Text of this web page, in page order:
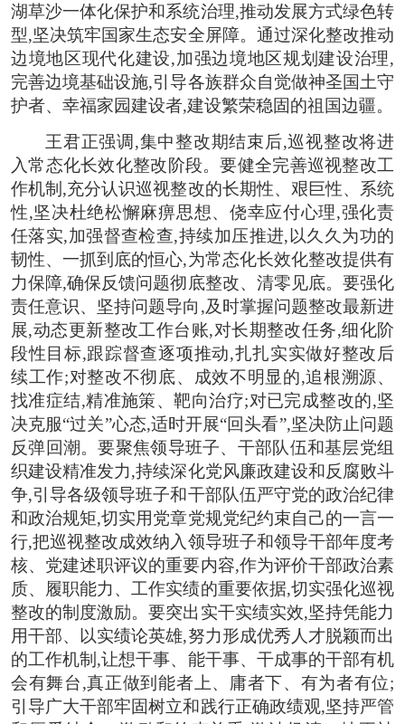
湖草沙一体化保护和系统治理,推动发展方式绿色转
型,坚决筑牢国家生态安全屏障。通过深化整改推动
边境地区现代化建设,加强边境地区规划建设治理,
完善边境基础设施,引导各族群众自觉做神圣国土守
护者、幸福家园建设者,建设繁荣稳固的祖国边疆。
王君正强调,集中整改期结束后,巡视整改将进
入常态化长效化整改阶段。要健全完善巡视整改工
作机制,充分认识巡视整改的长期性、艰巨性、系统
性,坚决杜绝松懈麻痹思想、侥幸应付心理,强化责
任落实,加强督查检查,持续加压推进,以久久为功的
韧性、一抓到底的恒心,为常态化长效化整改提供有
力保障,确保反馈问题彻底整改、清零见底。要强化
责任意识、坚持问题导向,及时掌握问题整改最新进
展,动态更新整改工作台账,对长期整改任务,细化阶
段性目标,跟踪督查逐项推动,扎扎实实做好整改后
续工作;对整改不彻底、成效不明显的,追根溯源、
找准症结,精准施策、靶向治疗;对已完成整改的,坚
决克服“过关”心态,适时开展“回头看”,坚决防止问题
反弹回潮。要聚焦领导班子、干部队伍和基层党组
织建设精准发力,持续深化党风廉政建设和反腐败斗
争,引导各级领导班子和干部队伍严守党的政治纪律
和政治规矩,切实用党章党规党纪约束自己的一言一
行,把巡视整改成效纳入领导班子和领导干部年度考
核、党建述职评议的重要内容,作为评价干部政治素
质、履职能力、工作实绩的重要依据,切实强化巡视
整改的制度激励。要突出实干实绩实效,坚持凭能力
用干部、以实绩论英雄,努力形成优秀人才脱颖而出
的工作机制,让想干事、能干事、干成事的干部有机
会有舞台,真正做到能者上、庸者下、有为者有位;
引导广大干部牢固树立和践行正确政绩观,坚持严管